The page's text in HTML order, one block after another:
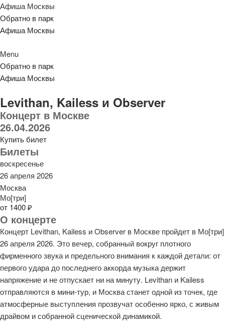
Афиша Москвы
Обратно в парк
Афиша Москвы
Menu
Обратно в парк
Афиша Москвы
Levithan, Kailess и Observer
Концерт в Москве
26.04.2026
Купить билет
Билеты
воскресенье
26 апреля 2026
Москва
Мо[три]
от 1400 ₽
О концерте
Концерт Levithan, Kailess и Observer в Москве пройдет в Мо[три]
26 апреля 2026. Это вечер, собранный вокруг плотного
фирменного звука и предельного внимания к каждой детали: от
первого удара до последнего аккорда музыка держит
напряжение и не отпускает ни на минуту. Levithan и Kailess
отправляются в мини-тур, и Москва станет одной из точек, где
атмосферные выступления прозвучат особенно ярко, с живым
драйвом и собранной сценической динамикой.